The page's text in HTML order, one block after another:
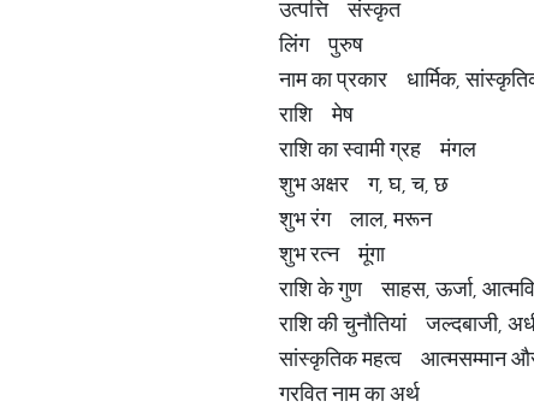
उत्पत्ति संस्कृत
लिंग पुरुष
नाम का प्रकार धार्मिक,
राशि मेष
राशि का स्वामी ग्रह मंगल
शुभ अक्षर ग, घ, च, छ
शुभ रंग लाल, मरून
शुभ रत्न मूंगा
राशि के गुण साहस, ऊर्जा,
राशि की चुनौतियां जल्दबाजी,
सांस्कृतिक महत्व आत्मसम्मान
गरवित नाम का अर्थ